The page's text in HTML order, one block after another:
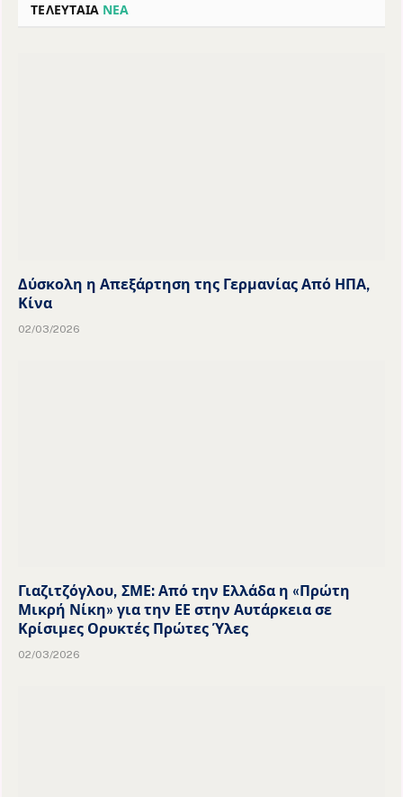
ΤΕΛΕΥΤΑΙΑ ΝΕΑ
Δύσκολη η Απεξάρτηση της Γερμανίας Από ΗΠΑ,
Κίνα
02/03/2026
Γιαζιτζόγλου, ΣΜΕ: Από την Ελλάδα η «Πρώτη
Μικρή Νίκη» για την ΕΕ στην Αυτάρκεια σε
Κρίσιμες Ορυκτές Πρώτες Ύλες
02/03/2026